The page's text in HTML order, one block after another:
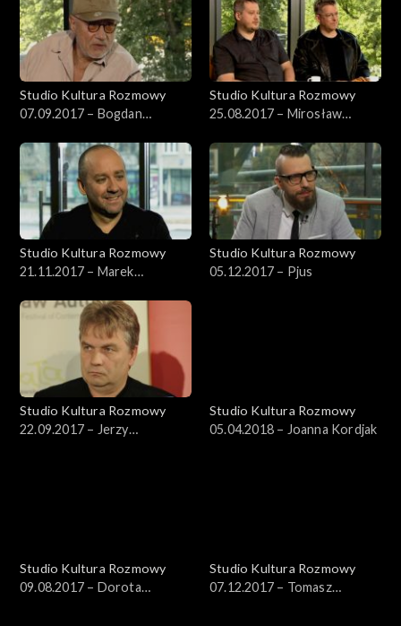
Studio Kultura Rozmowy
07.09.2017 – Bogdan
Studio Kultura Rozmowy
25.08.2017 – Mirosław
Studio Kultura Rozmowy
21.11.2017 – Marek
Studio Kultura Rozmowy
05.12.2017 – Pjus
Studio Kultura Rozmowy
22.09.2017 – Jerzy
Studio Kultura Rozmowy
05.04.2018 – Joanna Kordjak
Studio Kultura Rozmowy
09.08.2017 – Dorota
Studio Kultura Rozmowy
07.12.2017 – Tomasz